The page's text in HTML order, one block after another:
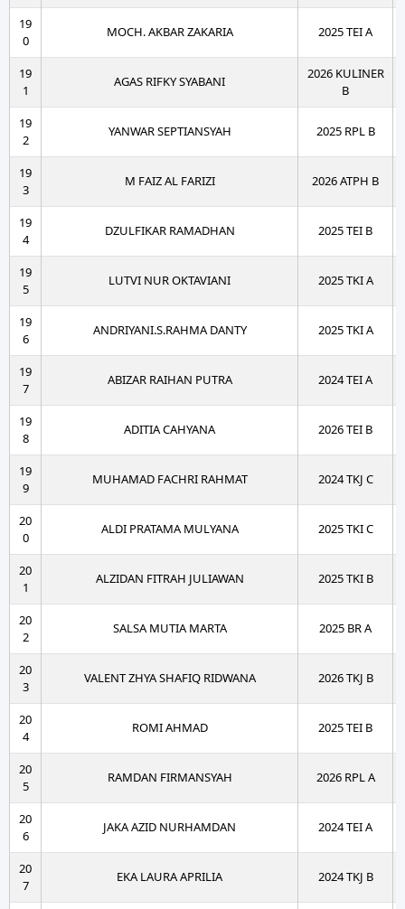
19
0
MOCH. AKBAR ZAKARIA 2025 TEI A
19
1
AGAS RIFKY SYABANI
2026 KULINER
B
19
2
YANWAR SEPTIANSYAH 2025 RPL B
19
3
M FAIZ AL FARIZI 2026 ATPH B
19
4
DZULFIKAR RAMADHAN 2025 TEI B
19
5
LUTVI NUR OKTAVIANI 2025 TKI A
19
6
ANDRIYANI.S.RAHMA DANTY 2025 TKI A
19
7
ABIZAR RAIHAN PUTRA 2024 TEI A
19
8
ADITIA CAHYANA 2026 TEI B
19
9
MUHAMAD FACHRI RAHMAT 2024 TKJ C
20
0
ALDI PRATAMA MULYANA 2025 TKI C
20
1
ALZIDAN FITRAH JULIAWAN 2025 TKI B
20
2
SALSA MUTIA MARTA 2025 BR A
20
3
VALENT ZHYA SHAFIQ RIDWANA 2026 TKJ B
20
4
ROMI AHMAD 2025 TEI B
20
5
RAMDAN FIRMANSYAH 2026 RPL A
20
6
JAKA AZID NURHAMDAN 2024 TEI A
20
7
EKA LAURA APRILIA 2024 TKJ B